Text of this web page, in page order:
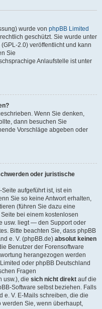
wurde von phpBB Limited
geschützt. Sie wurde unter
2.0) veröffentlicht und kann
Sie
Anlaufstelle ist unter
Wenn Sie denken,
dann besuchen Sie
Vorschläge abgeben oder
oder juristische
Seite aufgeführt ist, ist ein
Sie so keine Antwort erhalten,
(führen Sie dazu eine
bei einem kostenlosen
usw. liegt — den Support oder
Bitte beachten Sie, dass phpBB
e. V. (phpBB.de) absolut keinen
Benutzer der Forensoftware
herangezogen werden
oder phpBB Deutschland
Fragen
usw.), die sich nicht direkt auf die
Software selbst beziehen. Falls
e. V. E-Mails schreiben, die die
werden Sie, wenn überhaupt,